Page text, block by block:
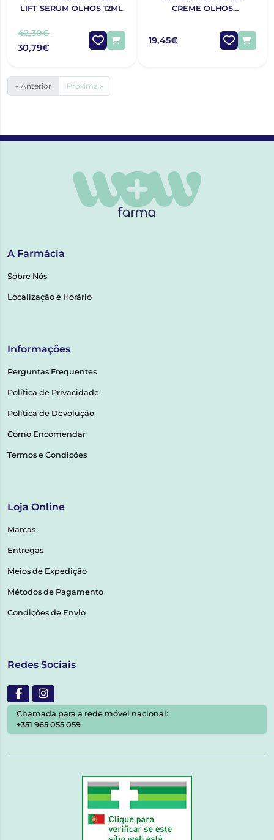
LIFT SERUM OLHOS 12ML
42,30€
30,79€
CREME OLHOS
19,45€
« Anterior Próxima »
A Farmácia
Sobre Nós
Localização e Horário
Informações
Perguntas Frequentes
Política de Privacidade
Política de Devolução
Como Encomendar
Termos e Condições
Loja Online
Marcas
Entregas
Meios de Expedição
Métodos de Pagamento
Condições de Envio
Redes Sociais
Chamada para a rede móvel nacional:
+351 965 055 059